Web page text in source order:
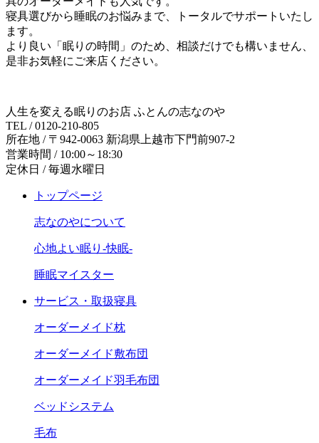
寝具選びから睡眠のお悩みまで、トータルでサポートいたし
ます。
より良い「眠りの時間」のため、相談だけでも構いません、
是非お気軽にご来店ください。
人生を変える眠りのお店 ふとんの志なのや
TEL / 0120-210-805
所在地 / 〒942-0063 新潟県上越市下門前907-2
営業時間 / 10:00～18:30
定休日 / 毎週水曜日
トップページ
志なのやについて
心地よい眠り-快眠-
睡眠マイスター
サービス・取扱寝具
オーダーメイド枕
オーダーメイド敷布団
オーダーメイド羽毛布団
ベッドシステム
毛布